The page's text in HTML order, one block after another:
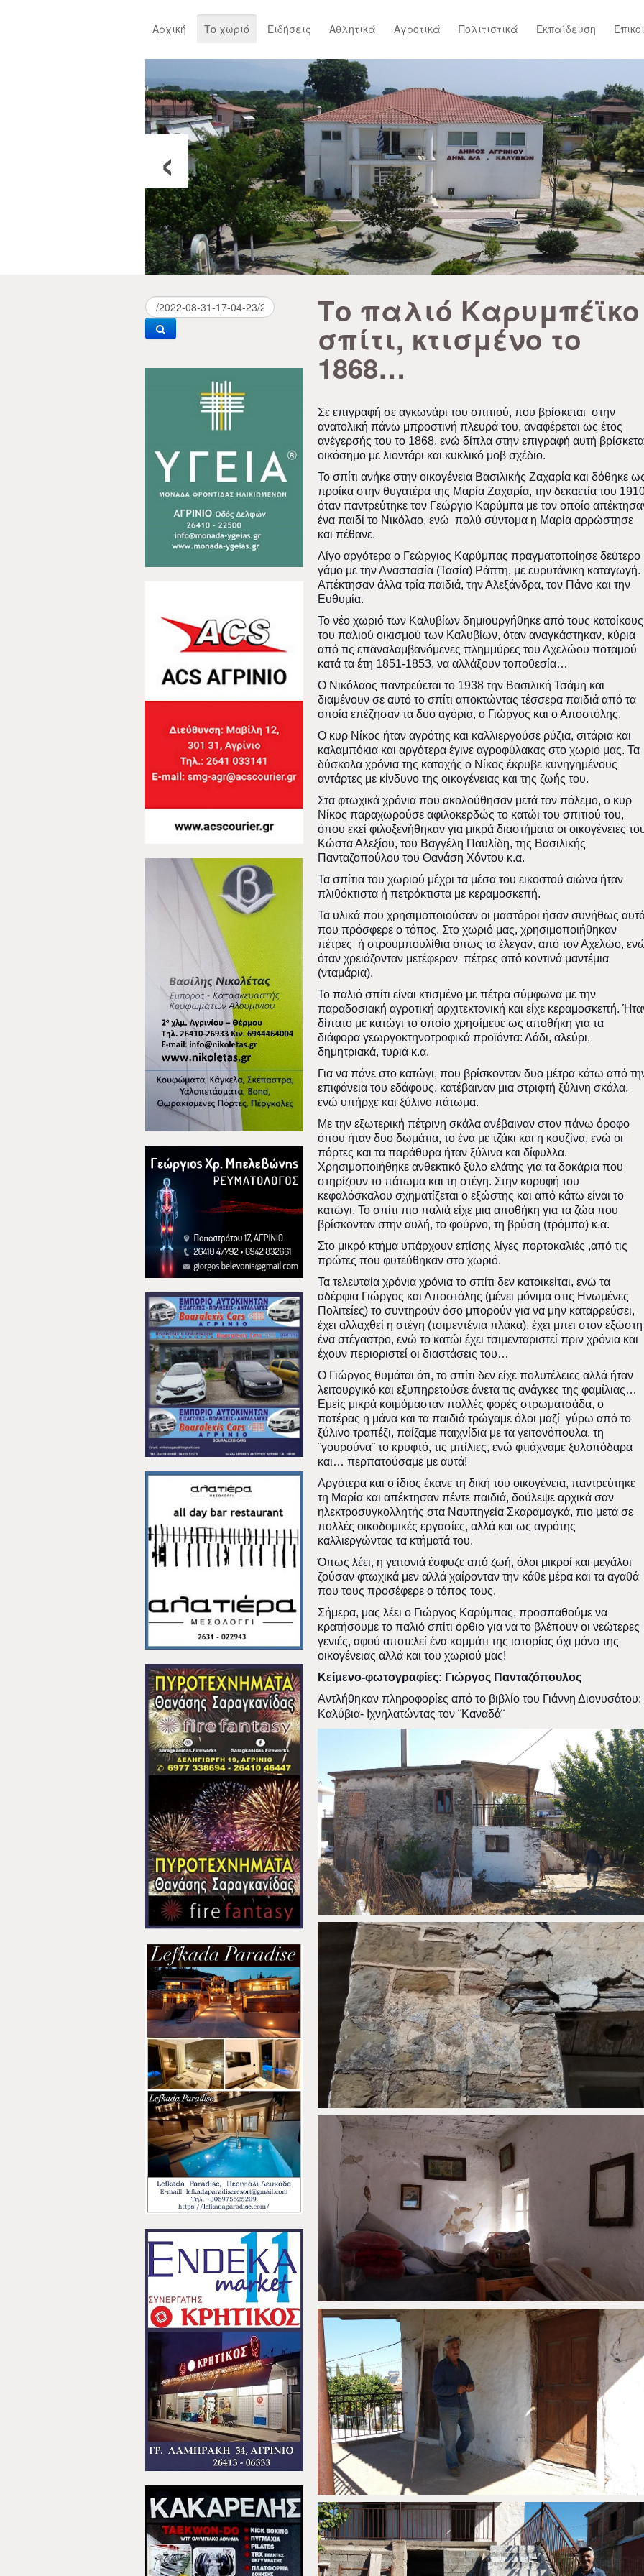
Αρχική Το χωριό Ειδήσεις Αθλητικά Αγροτικά Πολιτιστικά Εκπαίδευση
‹
Το παλιό Καρυμπέϊκο
σπίτι, κτισμένο το
1868…
Σε επιγραφή σε αγκωνάρι του σπιτιού, που βρίσκεται στην
ανατολική πάνω μπροστινή πλευρά του, αναφέρεται ως έτος
ανέγερσής του το 1868, ενώ δίπλα στην επιγραφή αυτή
οικόσημο με λιοντάρι και κυκλικό μοβ σχέδιο.
Το σπίτι ανήκε στην οικογένεια Βασιλικής Ζαχαρία και δόθηκε
προίκα στην θυγατέρα της Μαρία Ζαχαρία, την δεκαετία του
όταν παντρεύτηκε τον Γεώργιο Καρύμπα με τον οποίο
ένα παιδί το Νικόλαο, ενώ πολύ σύντομα η Μαρία αρρώστησε
και πέθανε.
Λίγο αργότερα ο Γεώργιος Καρύμπας πραγματοποίησε δεύτερο
γάμο με την Αναστασία (Τασία) Ράπτη, με ευρυτάνικη καταγωγή.
Απέκτησαν άλλα τρία παιδιά, την Αλεξάνδρα, τον Πάνο και την
Ευθυμία.
Το νέο χωριό των Καλυβίων δημιουργήθηκε από τους κατοίκους
του παλιού οικισμού των Καλυβίων, όταν αναγκάστηκαν, κύρια
από τις επαναλαμβανόμενες πλημμύρες του Αχελώου ποταμού
κατά τα έτη 1851-1853, να αλλάξουν τοποθεσία…
Ο Νικόλαος παντρεύεται το 1938 την Βασιλική Τσάμη και
διαμένουν σε αυτό το σπίτι αποκτώντας τέσσερα παιδιά από τα
οποία επέζησαν τα δυο αγόρια, ο Γιώργος και ο Αποστόλης.
Ο κυρ Νίκος ήταν αγρότης και καλλιεργούσε ρύζια, σιτάρια και
καλαμπόκια και αργότερα έγινε αγροφύλακας στο χωριό μας. Τα
δύσκολα χρόνια της κατοχής ο Νίκος έκρυβε κυνηγημένους
αντάρτες με κίνδυνο της οικογένειας και της ζωής του.
Στα φτωχικά χρόνια που ακολούθησαν μετά τον πόλεμο, ο κυρ
Νίκος παραχωρούσε αφιλοκερδώς το κατώι του σπιτιού του,
όπου εκεί φιλοξενήθηκαν για μικρά διαστήματα οι οικογένειες
Κώστα Αλεξίου, του Βαγγέλη Παυλίδη, της Βασιλικής
Πανταζοπούλου του Θανάση Χόντου κ.α.
Τα σπίτια του χωριού μέχρι τα μέσα του εικοστού αιώνα ήταν
πλιθόκτιστα ή πετρόκτιστα με κεραμοσκεπή.
Τα υλικά που χρησιμοποιούσαν οι μαστόροι ήσαν συνήθως
που πρόσφερε ο τόπος. Στο χωριό μας, χρησιμοποιήθηκαν
πέτρες ή στρουμπουλίθια όπως τα έλεγαν, από τον Αχελώο,
όταν χρειάζονταν μετέφεραν πέτρες από κοντινά μαντέμια
(νταμάρια).
Το παλιό σπίτι είναι κτισμένο με πέτρα σύμφωνα με την
παραδοσιακή αγροτική αρχιτεκτονική και είχε κεραμοσκεπή.
δίπατο με κατώγι το οποίο χρησίμευε ως αποθήκη για τα
διάφορα γεωργοκτηνοτροφικά προϊόντα: Λάδι, αλεύρι,
δημητριακά, τυριά κ.α.
Για να πάνε στο κατώγι, που βρίσκονταν δυο μέτρα κάτω από
επιφάνεια του εδάφους, κατέβαιναν μια στριφτή ξύλινη σκάλα,
ενώ υπήρχε και ξύλινο πάτωμα.
Με την εξωτερική πέτρινη σκάλα ανέβαιναν στον πάνω όροφο
όπου ήταν δυο δωμάτια, το ένα με τζάκι και η κουζίνα, ενώ οι
πόρτες και τα παράθυρα ήταν ξύλινα και δίφυλλα.
Χρησιμοποιήθηκε ανθεκτικό ξύλο ελάτης για τα δοκάρια που
στηρίζουν το πάτωμα και τη στέγη. Στην κορυφή του
κεφαλόσκαλου σχηματίζεται ο εξώστης και από κάτω είναι το
κατώγι. Το σπίτι πιο παλιά είχε μια αποθήκη για τα ζώα που
βρίσκονταν στην αυλή, το φούρνο, τη βρύση (τρόμπα) κ.α.
Στο μικρό κτήμα υπάρχουν επίσης λίγες πορτοκαλιές ,από τις
πρώτες που φυτεύθηκαν στο χωριό.
Τα τελευταία χρόνια χρόνια το σπίτι δεν κατοικείται, ενώ τα
αδέρφια Γιώργος και Αποστόλης (μένει μόνιμα στις Ηνωμένες
Πολιτείες) το συντηρούν όσο μπορούν για να μην καταρρεύσει,
έχει αλλαχθεί η στέγη (τσιμεντένια πλάκα), έχει μπει στον εξώστη
ένα στέγαστρο, ενώ το κατώι έχει τσιμενταριστεί πριν χρόνια και
έχουν περιοριστεί οι διαστάσεις του…
Ο Γιώργος θυμάται ότι, το σπίτι δεν είχε πολυτέλειες αλλά ήταν
λειτουργικό και εξυπηρετούσε άνετα τις ανάγκες της φαμίλιας…
Εμείς μικρά κοιμόμασταν πολλές φορές στρωματσάδα, ο
πατέρας η μάνα και τα παιδιά τρώγαμε όλοι μαζί γύρω από το
ξύλινο τραπέζι, παίζαμε παιχνίδια με τα γειτονόπουλα, τη
¨γουρούνα¨ το κρυφτό, τις μπίλιες, ενώ φτιάχναμε ξυλοπόδαρα
και… περπατούσαμε με αυτά!
Αργότερα και ο ίδιος έκανε τη δική του οικογένεια, παντρεύτηκε
τη Μαρία και απέκτησαν πέντε παιδιά, δούλεψε αρχικά σαν
ηλεκτροσυγκολλητής στα Ναυπηγεία Σκαραμαγκά, πιο μετά σε
πολλές οικοδομικές εργασίες, αλλά και ως αγρότης
καλλιεργώντας τα κτήματά του.
Όπως λέει, η γειτονιά έσφυζε από ζωή, όλοι μικροί και μεγάλοι
ζούσαν φτωχικά μεν αλλά χαίρονταν την κάθε μέρα και τα αγαθά
που τους προσέφερε ο τόπος τους.
Σήμερα, μας λέει ο Γιώργος Καρύμπας, προσπαθούμε να
κρατήσουμε το παλιό σπίτι όρθιο για να το βλέπουν οι νεώτερες
γενιές, αφού αποτελεί ένα κομμάτι της ιστορίας όχι μόνο της
οικογένειας αλλά και του χωριού μας!
Κείμενο-φωτογραφίες: Γιώργος Πανταζόπουλος
Αντλήθηκαν πληροφορίες από το βιβλίο του Γιάννη Διονυσάτου:
Καλύβια- Ιχνηλατώντας τον ¨Καναδά¨